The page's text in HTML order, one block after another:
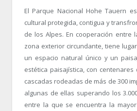
El Parque Nacional Hohe Tauern
cultural protegida, contigua y
de los Alpes. En cooperación entre
zona exterior circundante, tiene
un espacio natural único y un
estética paisajística, con
cascadas rodeadas de más de 300
algunas de ellas superando los
entre la que se encuentra la